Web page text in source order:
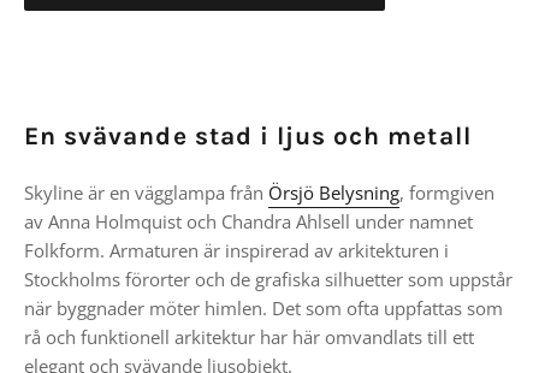
En svävande stad i ljus och metall
Skyline är en vägglampa från Örsjö Belysning, formgiven
av Anna Holmquist och Chandra Ahlsell under namnet
Folkform. Armaturen är inspirerad av arkitekturen i
Stockholms förorter och de grafiska silhuetter som uppstår
när byggnader möter himlen. Det som ofta uppfattas som
rå och funktionell arkitektur har här omvandlats till ett
elegant och svävande ljusobjekt.